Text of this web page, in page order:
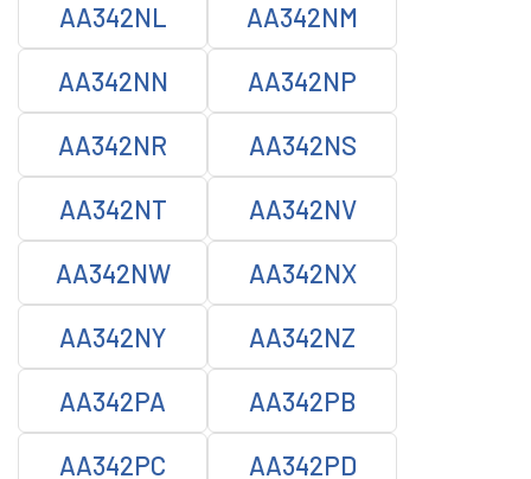
AA342NL AA342NM
AA342NN AA342NP
AA342NR AA342NS
AA342NT AA342NV
AA342NW AA342NX
AA342NY AA342NZ
AA342PA AA342PB
AA342PC AA342PD